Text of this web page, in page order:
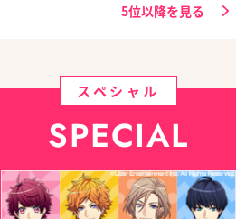
5位以降を見る
スペシャル
SPECIAL